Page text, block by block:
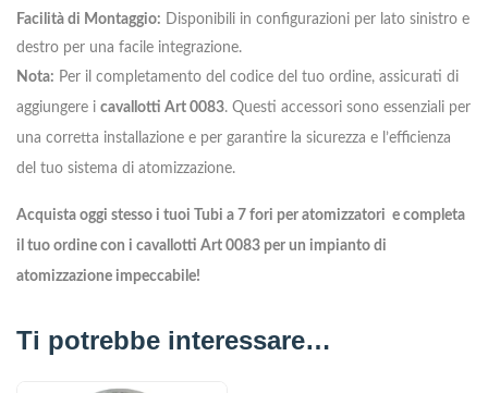
Facilità di Montaggio: Disponibili in configurazioni per lato sinistro e
destro per una facile integrazione.
Nota: Per il completamento del codice del tuo ordine, assicurati di
aggiungere i cavallotti Art 0083. Questi accessori sono essenziali per
una corretta installazione e per garantire la sicurezza e l’efficienza
del tuo sistema di atomizzazione.
Acquista oggi stesso i tuoi Tubi a 7 fori per atomizzatori e completa
il tuo ordine con i cavallotti Art 0083 per un impianto di
atomizzazione impeccabile!
Ti potrebbe interessare…